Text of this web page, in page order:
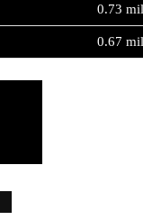
0.73
0.67